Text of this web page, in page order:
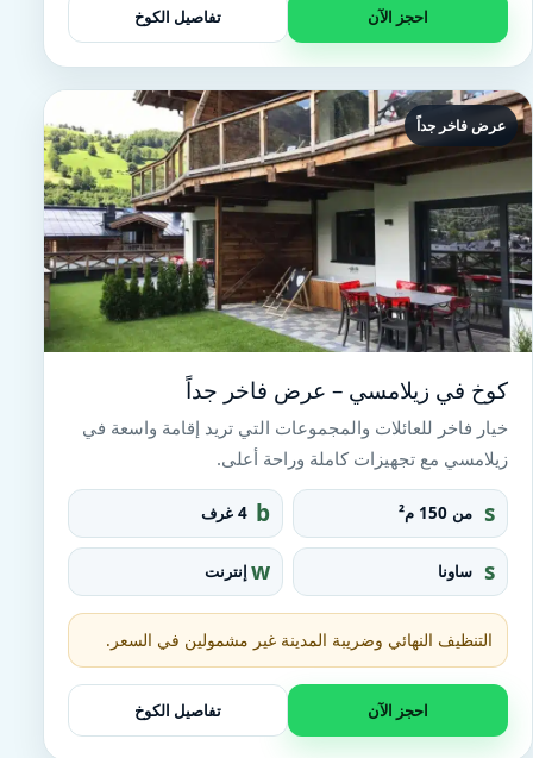
احجز الآن تفاصيل الكوخ
عرض فاخر جداً
كوخ في زيلامسي – عرض فاخر جداً
خيار فاخر للعائلات والمجموعات التي تريد إقامة واسعة في
زيلامسي مع تجهيزات كاملة وراحة أعلى.
s
q
u
a
r
e_
fo
o
t
من 150 م² b
e
d
4 غرف
s
a
u
n
a
ساونا w
ifi
إنترنت
التنظيف النهائي وضريبة المدينة غير مشمولين في السعر.
احجز الآن تفاصيل الكوخ